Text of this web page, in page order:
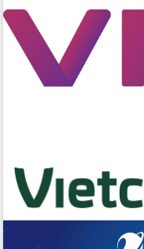
Rvê
Phó Thủ tướng Chính phủ Mai Văn
Chính chia sẻ, động viên người
chịu ảnh hưởng nặng từ bão số 13
Chủ tịch UBND tỉnh kiểm tra công
gia
Xã Ea H'leo giữ vững và nâng
lượng các tiêu chí nông thôn mới
Công bố quyết định của Ban
vụ Tỉnh ủy về công tác cán bộ